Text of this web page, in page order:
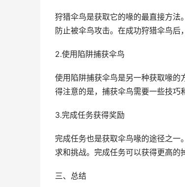
狩猎伞鸟是获取它的喙的最直接方法
防止被伞鸟攻击。在成功狩猎伞鸟后
2.使用陷阱捕获伞鸟
使用陷阱捕获伞鸟是另一种获取喙的
得注意的是，捕获伞鸟需要一些技巧
3.完成任务获得奖励
完成任务也是获取伞鸟喙的途径之
求和挑战。完成任务可以获得更高的
三、总结